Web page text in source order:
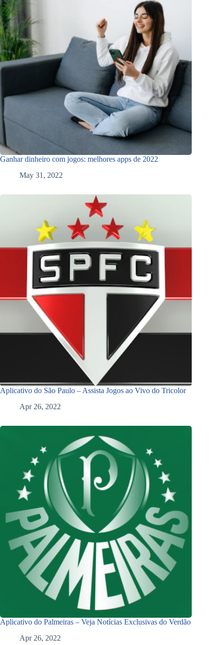
Ganhar dinheiro com jogos: melhores apps de 2022
May 31, 2022
Aplicativo do São Paulo – Assista Jogos ao Vivo do Tricolor
Apr 26, 2022
Aplicativo do Palmeiras – Veja Notícias Exclusivas do Verdão
Apr 26, 2022